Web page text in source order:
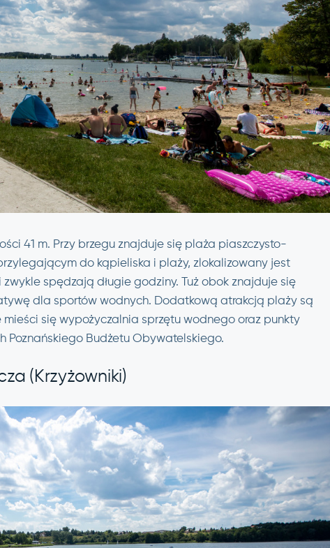
41 m. Przy brzegu znajduje się plaża piaszczysto-
do kąpieliska i plaży, zlokalizowany jest
spędzają długie godziny. Tuż obok znajduje się
dla sportów wodnych. Dodatkową atrakcją plaży są
się wypożyczalnia sprzętu wodnego oraz punkty
Poznańskiego Budżetu Obywatelskiego.
(Krzyżowniki)